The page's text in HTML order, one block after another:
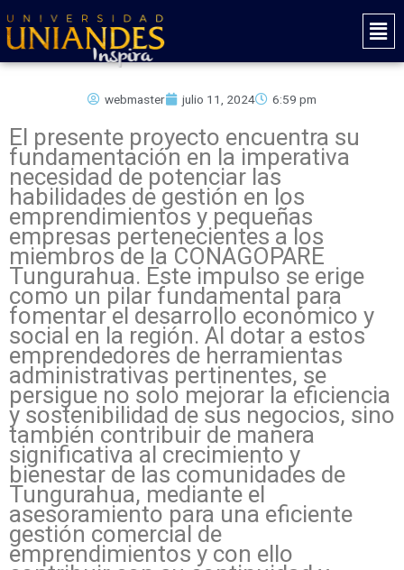
al
contenido
Main
webmaster julio 11, 2024 6:59 pm
El presente proyecto encuentra su
fundamentación en la imperativa
necesidad de potenciar las
habilidades de gestión en los
emprendimientos y pequeñas
empresas pertenecientes a los
miembros de la CONAGOPARE
Tungurahua. Este impulso se erige
como un pilar fundamental para
fomentar el desarrollo económico y
social en la región. Al dotar a estos
emprendedores de herramientas
administrativas pertinentes, se
persigue no solo mejorar la eficiencia
y sostenibilidad de sus negocios, sino
también contribuir de manera
significativa al crecimiento y
bienestar de las comunidades de
Tungurahua, mediante el
asesoramiento para una eficiente
gestión comercial de
emprendimientos y con ello